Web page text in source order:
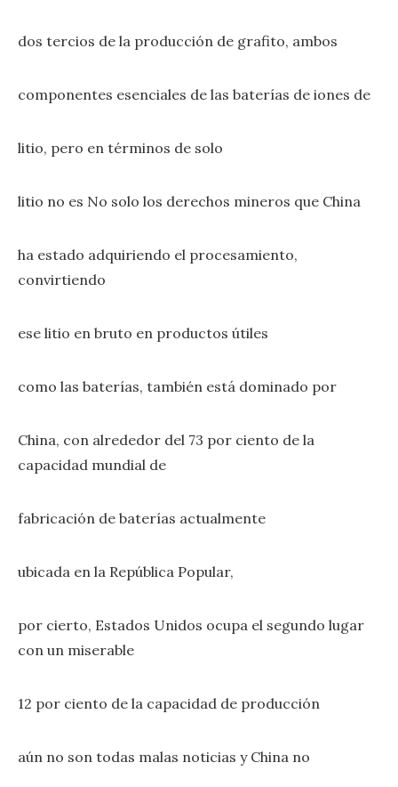
dos tercios de la producción de grafito, ambos
componentes esenciales de las baterías de iones de
litio, pero en términos de solo
litio no es No solo los derechos mineros que China
ha estado adquiriendo el procesamiento,
convirtiendo
ese litio en bruto en productos útiles
como las baterías, también está dominado por
China, con alrededor del 73 por ciento de la
capacidad mundial de
fabricación de baterías actualmente
ubicada en la República Popular,
por cierto, Estados Unidos ocupa el segundo lugar
con un miserable
12 por ciento de la capacidad de producción
aún no son todas malas noticias y China no